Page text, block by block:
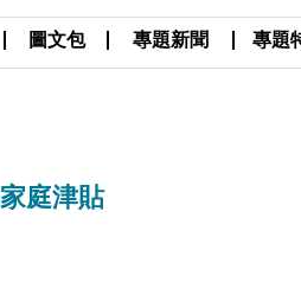
圖文包 專題新聞 專題
庭津貼